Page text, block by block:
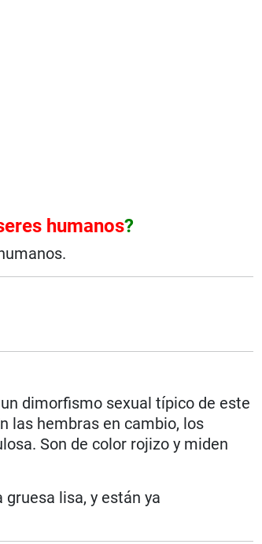
humanos?
dimorfismo sexual típico de este
las hembras en cambio, los
Son de color rojizo y miden
lisa, y están ya